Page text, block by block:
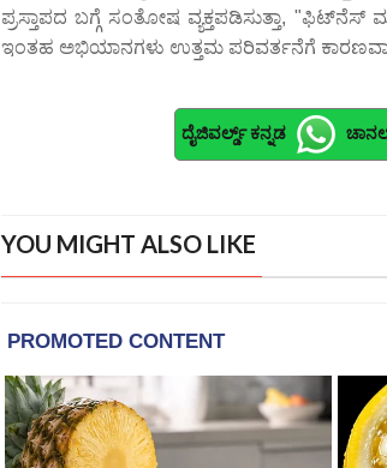
ಪ್ರಸ್ತಾಪದ ಬಗ್ಗೆ ಸಂತೋಷ ವ್ಯಕ್ತಪಡಿಸುತ್ತಾ,
ಇಂತಹ ಅಭಿಯಾನಗಳು ಉತ್ತಮ ಪರಿವರ್ತನೆಗೆ
ದೈಜಿವರ್ಲ್ಡ್ ಕನ್ನಡ
YOU MIGHT ALSO LIKE